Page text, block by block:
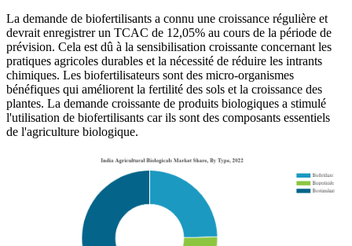
La demande de biofertilisants a connu une croissance régulière et
devrait enregistrer un TCAC de 12,05% au cours de la période de
prévision. Cela est dû à la sensibilisation croissante concernant les
pratiques agricoles durables et la nécessité de réduire les intrants
chimiques. Les biofertilisateurs sont des micro-organismes
bénéfiques qui améliorent la fertilité des sols et la croissance des
plantes. La demande croissante de produits biologiques a stimulé
l'utilisation de biofertilisants car ils sont des composants essentiels
de l'agriculture biologique.